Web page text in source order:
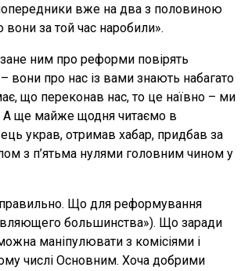
вже на два з половиною
за той час наробили».
ним про реформи повірять
вони про нас із вами знають набагато
що переконав нас, то це наївно – ми
А ще майже щодня читаємо в
украв, отримав хабар, придбав за
з п’ятьма нулями головним чином у
правильно. Що для реформування
большинства»). Що заради
маніпулювати з комісіями і
числі Основним. Хоча добрими